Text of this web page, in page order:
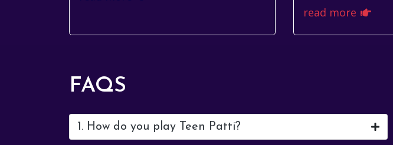
उनकी जीवन यात्रा कई
read more
FAQS
1. How do you play Teen Patti?